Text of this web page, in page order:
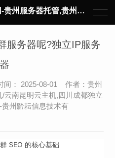
贵州黔耘信息企业官网-贵州服务器托管,贵州主机托管,云服务器托管,数据中心托管,网络设备托管,服务器租用,托管服务提供商,服务器管理-黔耘信息 贵州数据中心机柜租用-专业贵州IDC托管服务器维修
服务器呢?独立IP服务
器
： 2025-08-01 作者：贵州
云南昆明云主机,四川成都独立
州黔耘信息技术有
SEO 的核心基础